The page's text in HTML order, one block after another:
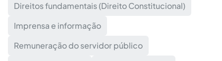
Direitos fundamentais (Direito Constitucional)
Imprensa e informação
Remuneração do servidor público